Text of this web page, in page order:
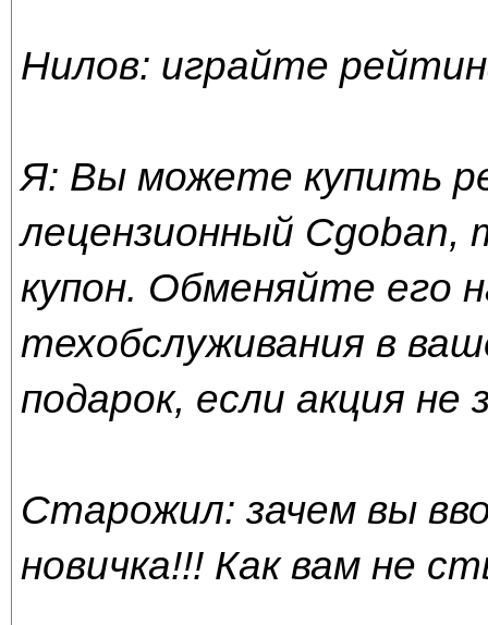
Нилов: играйте
Я: Вы можете купить
лецензионный
купон. Обменяйте его
техобслуживания в
подарок, если акция не
Старожил: зачем вы
новичка!!! Как вам не